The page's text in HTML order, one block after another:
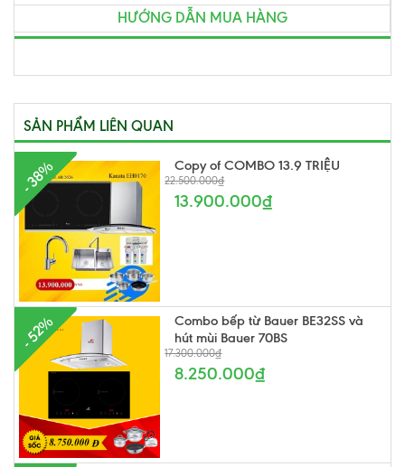
HƯỚNG DẪN MUA HÀNG
SẢN PHẨM LIÊN QUAN
- 38% Copy of COMBO 13.9 TRIỆU
22.500.000₫
13.900.000₫
- 52%
Combo bếp từ Bauer BE32SS và
hút mùi Bauer 70BS
17.300.000₫
8.250.000₫